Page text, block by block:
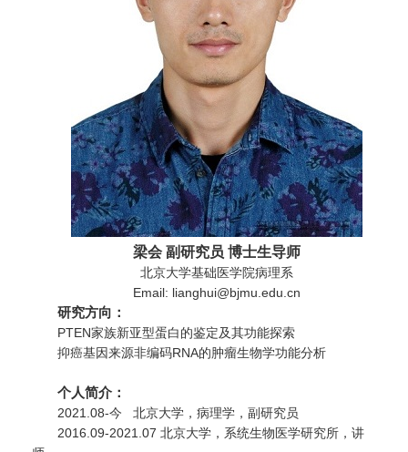
梁会 副研究员 博士生导师
北京大学基础医学院病理系
Email: lianghui@bjmu.edu.cn
研究方向：
PTEN家族新亚型蛋白的鉴定及其功能探索
抑癌基因来源非编码RNA的肿瘤生物学功能分析
个人简介：
2021.08-今 北京大学，病理学，副研究员
2016.09-2021.07 北京大学，系统生物医学研究所，讲